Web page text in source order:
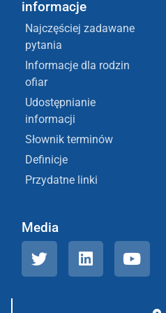
informacje
Najczęściej zadawane
pytania
Informacje dla rodzin
ofiar
Udostępnianie
informacji
Słownik terminów
Definicje
Przydatne linki
Media